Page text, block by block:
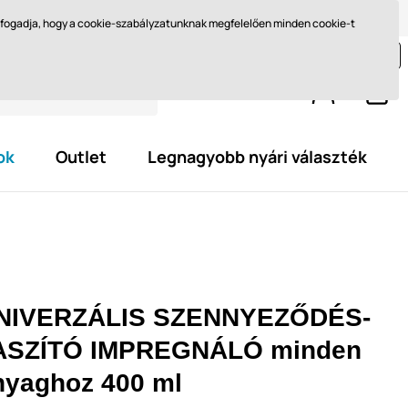
Méret kiválasztása Miért barefoot? Blog Ft - HU
Outlet Legnagyobb nyári választék
SZENNYEZŐDÉS-
IMPREGNÁLÓ minden
400 ml
hogy a cookie-szabályzatunknak megfelelően minden cookie-t